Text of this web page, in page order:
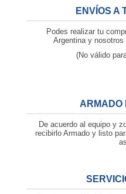
ENVÍOS A
Podes realizar tu
Argentina y
(No válido
ARMADO
De acuerdo al equipo y
recibirlo Armado y listo